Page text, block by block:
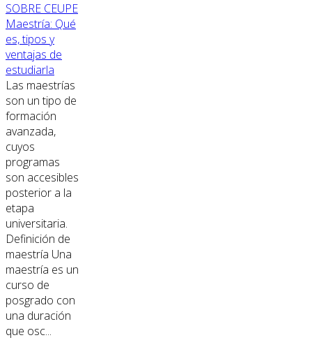
SOBRE CEUPE
Maestría: Qué
es, tipos y
ventajas de
estudiarla
Las maestrías
son un tipo de
formación
avanzada,
cuyos
programas
son accesibles
posterior a la
etapa
universitaria.
Definición de
maestría Una
maestría es un
curso de
posgrado con
una duración
que osc...